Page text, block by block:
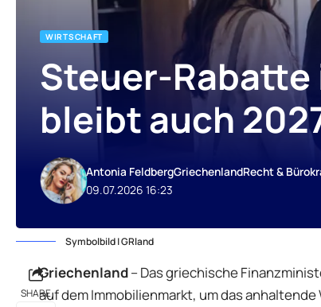
WIRTSCHAFT
Steuer-Rabatte
bleibt auch
09.07.2026 16:23
Antonia FeldbergGriechenlandRecht &
Symbolbild | GRland
SHARE
Griechenland– Das griechische
auf dem Immobilienmarkt, um das